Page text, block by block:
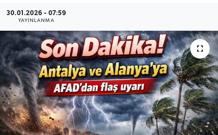
30.01.2026 - 07:59
YAYINLANMA